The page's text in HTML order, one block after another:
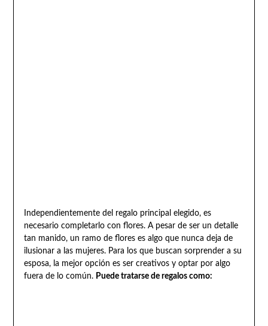
Independientemente del regalo principal elegido, es
necesario completarlo con flores. A pesar de ser un detalle
tan manido, un ramo de flores es algo que nunca deja de
ilusionar a las mujeres. Para los que buscan sorprender a su
esposa, la mejor opción es ser creativos y optar por algo
fuera de lo común. Puede tratarse de regalos como: